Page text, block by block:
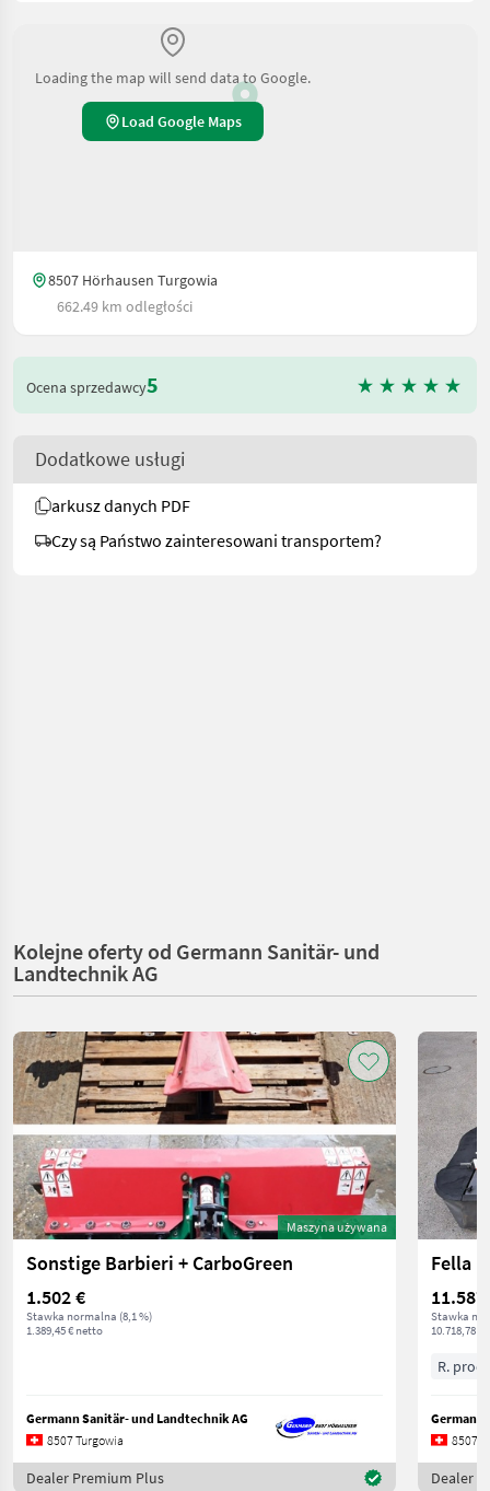
Loading the map will send data to Google.
Load Google Maps
8507 Hörhausen Turgowia
662.49 km odległości
Ocena sprzedawcy5
Dodatkowe usługi
arkusz danych PDF
Czy są Państwo zainteresowani transportem?
Kolejne oferty od Germann Sanitär- und
Landtechnik AG
Maszyna używana
Sonstige Barbieri + CarboGreen
1.502 €
Stawka normalna (8,1 %)
1.389,45 € netto
Germann Sanitär- und Landtechnik AG
8507 Turgowia
Dealer Premium Plus
Fella
11.587
Stawka
10.718,78 €
R.
Germann
8507
Dealer